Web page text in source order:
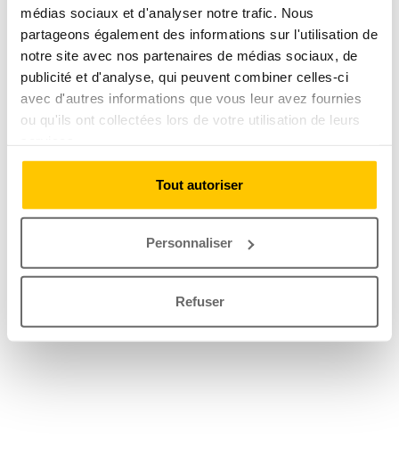
médias sociaux et d'analyser notre trafic. Nous
partageons également des informations sur l'utilisation de
notre site avec nos partenaires de médias sociaux, de
publicité et d'analyse, qui peuvent combiner celles-ci
avec d'autres informations que vous leur avez fournies
ou qu'ils ont collectées lors de votre utilisation de leurs
Tout autoriser
Personnaliser
Refuser